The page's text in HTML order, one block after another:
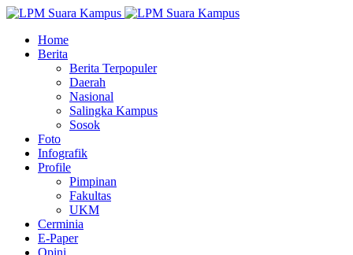
Home
Berita
Berita Terpopuler
Daerah
Nasional
Salingka Kampus
Sosok
Foto
Infografik
Profile
Pimpinan
Fakultas
UKM
Cerminia
E-Paper
Opini